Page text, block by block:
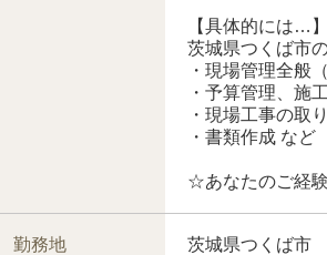
【具体的には…】
茨城県つくば市
・現場管理全般
・予算管理、施
・現場工事の取
・書類作成 など
☆あなたのご経
勤務地 茨城県つくば市